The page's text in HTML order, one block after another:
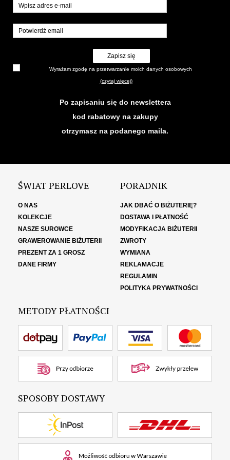
Zapisz się
Wyrażam zgodę na przetwarzanie moich danych osobowych
(czytaj więcej)
Po zapisaniu się do newslettera
kod rabatowy na zakupy
otrzymasz na podanego maila.
ŚWIAT PERLOVE
O NAS
KOLEKCJE
NASZE SUROWCE
GRAWEROWANIE BIŻUTERII
PREZENT ZA 1 GROSZ
DANE FIRMY
PORADNIK
JAK DBAĆ O BIŻUTERIĘ?
DOSTAWA I PŁATNOŚĆ
MODYFIKACJA BIŻUTERII
ZWROTY
WYMIANA
REKLAMACJE
REGULAMIN
POLITYKA PRYWATNOŚCI
METODY PŁATNOŚCI
SPOSOBY DOSTAWY